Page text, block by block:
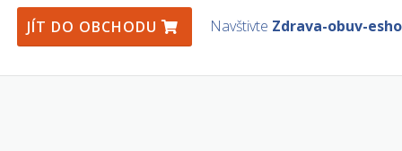
JÍT DO OBCHODU Navštivte Zdrava-obuv-